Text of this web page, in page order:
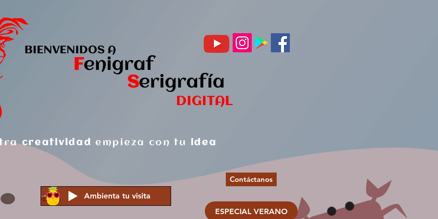
BIENVENIDOS A
Fenigraf
Serigrafía
DIGITAL
Contáctanos
creatividad empieza con tu idea
Ambienta tu visita
ESPECIAL VERANO